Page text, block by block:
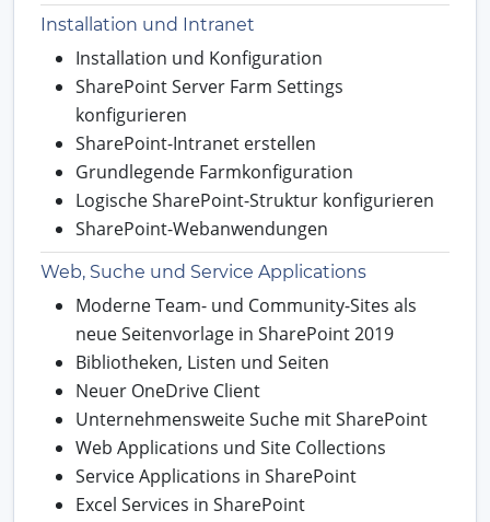
Installation und Intranet
Installation und Konfiguration
SharePoint Server Farm Settings
konfigurieren
SharePoint-Intranet erstellen
Grundlegende Farmkonfiguration
Logische SharePoint-Struktur konfigurieren
SharePoint-Webanwendungen
Web, Suche und Service Applications
Moderne Team- und Community-Sites als
neue Seitenvorlage in SharePoint 2019
Bibliotheken, Listen und Seiten
Neuer OneDrive Client
Unternehmensweite Suche mit SharePoint
Web Applications und Site Collections
Service Applications in SharePoint
Excel Services in SharePoint